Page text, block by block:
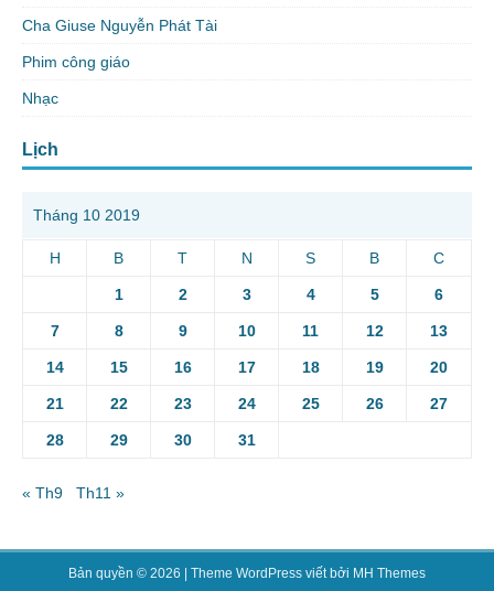
Cha Giuse Nguyễn Phát Tài
Phim công giáo
Nhạc
Lịch
Tháng 10 2019
H B T N S B C
1 2 3 4 5 6
7 8 9 10 11 12 13
14 15 16 17 18 19 20
21 22 23 24 25 26 27
28 29 30 31
« Th9 Th11 »
Bản quyền © 2026 | Theme WordPress viết bởi MH Themes